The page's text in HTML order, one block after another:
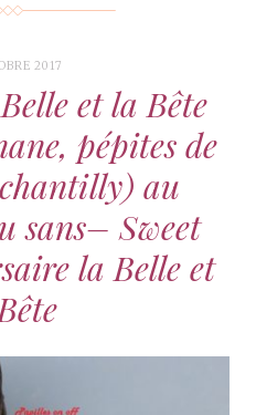
2017
et la Bête
pépites de
au
sans– Sweet
la Belle et